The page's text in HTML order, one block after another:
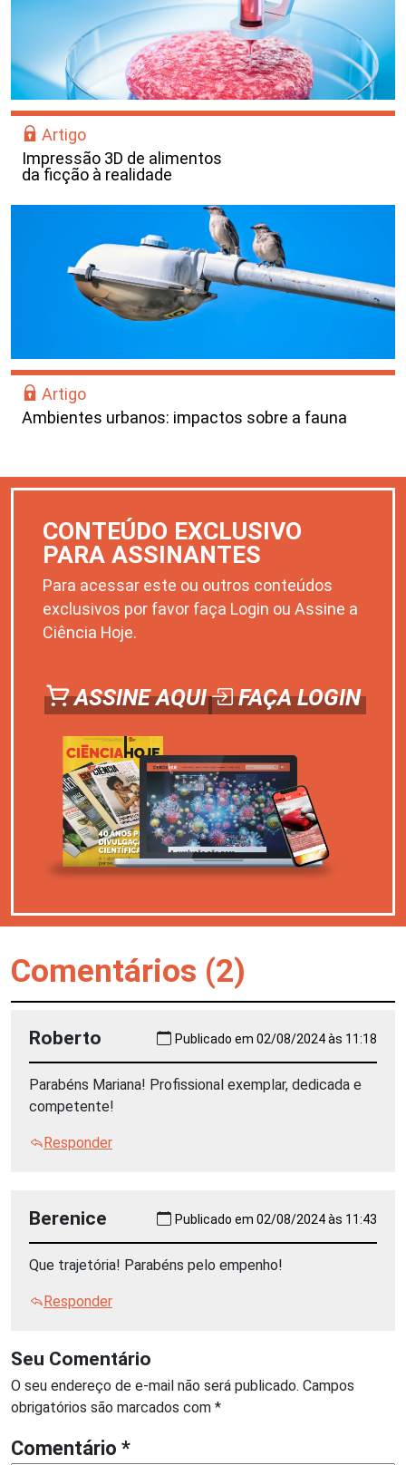
Artigo
Impressão 3D de alimentos
da ficção à realidade
Artigo
Ambientes urbanos: impactos sobre a fauna
CONTEÚDO EXCLUSIVO
PARA ASSINANTES
Para acessar este ou outros conteúdos
exclusivos por favor faça Login ou Assine a
Ciência Hoje.
ASSINE AQUI FAÇA LOGIN
Comentários (2)
Roberto Publicado em 02/08/2024 às 11:18
Parabéns Mariana! Profissional exemplar, dedicada e
competente!
Responder
Berenice Publicado em 02/08/2024 às 11:43
Que trajetória! Parabéns pelo empenho!
Responder
Seu Comentário
O seu endereço de e-mail não será publicado. Campos
obrigatórios são marcados com *
Comentário *